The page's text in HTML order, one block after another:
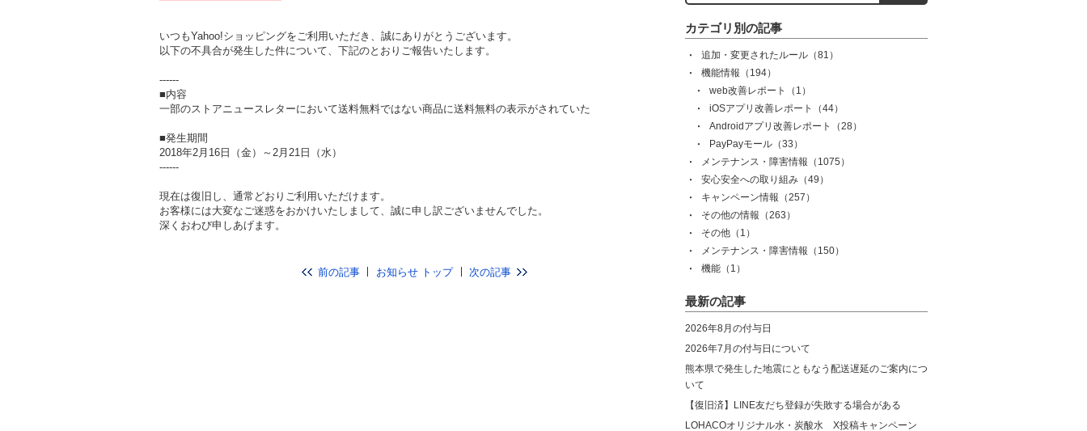
いつもYahoo!ショッピングをご利用いただき、誠にありがとうございます。
以下の不具合が発生した件について、下記のとおりご報告いたします。
------
■内容
一部のストアニュースレターにおいて送料無料ではない商品に送料無料の表示がされていた
■発生期間
2018年2月16日（金）～2月21日（水）
------
現在は復旧し、通常どおりご利用いただけます。
お客様には大変なご迷惑をおかけいたしまして、誠に申し訳ございませんでした。
深くおわび申しあげます。
前の記事 お知らせ トップ 次の記事
カテゴリ別の記事
追加・変更されたルール （81）
機能情報 （194）
web改善レポート
（1）
iOSアプリ改善レポート
（44）
Androidアプリ改善レポート
（28）
PayPayモール （33）
メンテナンス・障害情報 （1075）
安心安全への取り組み （49）
キャンペーン情報 （257）
その他の情報 （263）
その他 （1）
メンテナンス・障害情報 （150）
機能 （1）
最新の記事
2026年8月の付与日
2026年7月の付与日について
熊本県で発生した地震にともなう配送遅延のご案内につ
いて
【復旧済】LINE友だち登録が失敗する場合がある
LOHACOオリジナル水・炭酸水 X投稿キャンペーン